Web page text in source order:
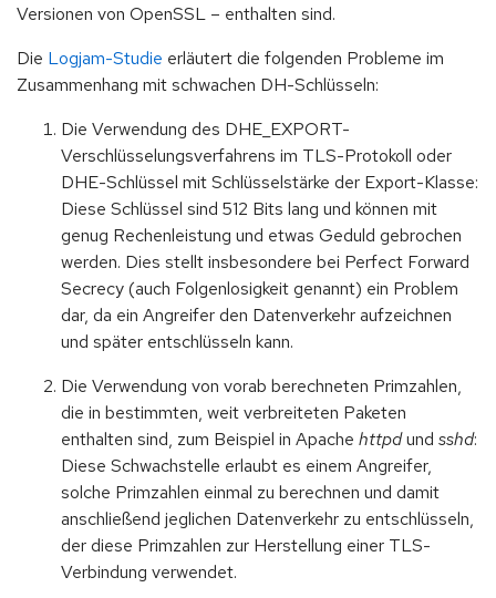
Versionen von OpenSSL – enthalten sind.
Die Logjam-Studie erläutert die folgenden Probleme im
Zusammenhang mit schwachen DH-Schlüsseln:
Die Verwendung des DHE_EXPORT-
Verschlüsselungsverfahrens im TLS-Protokoll oder
DHE-Schlüssel mit Schlüsselstärke der Export-Klasse:
Diese Schlüssel sind 512 Bits lang und können mit
genug Rechenleistung und etwas Geduld gebrochen
werden. Dies stellt insbesondere bei Perfect Forward
Secrecy (auch Folgenlosigkeit genannt) ein Problem
dar, da ein Angreifer den Datenverkehr aufzeichnen
und später entschlüsseln kann.
Die Verwendung von vorab berechneten Primzahlen,
die in bestimmten, weit verbreiteten Paketen
enthalten sind, zum Beispiel in Apache httpdund sshd:
Diese Schwachstelle erlaubt es einem Angreifer,
solche Primzahlen einmal zu berechnen und damit
anschließend jeglichen Datenverkehr zu entschlüsseln,
der diese Primzahlen zur Herstellung einer TLS-
Verbindung verwendet.